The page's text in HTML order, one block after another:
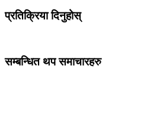
प्रतिक्रिया दिनुहोस्
सम्बन्धित थप समाचारहरु